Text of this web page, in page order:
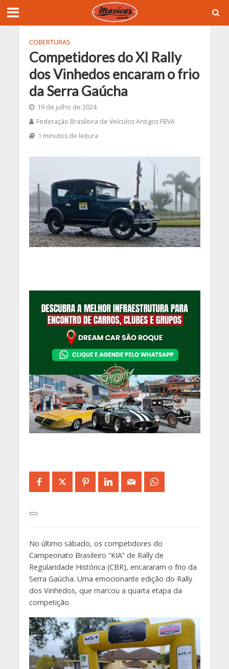
COBERTURAS
Competidores do XI Rally
dos Vinhedos encaram o frio
da Serra Gaúcha
19 de julho de 2024
Federação Brasileira de Veículos Antigos FBVA
1 minutos de leitura
No último sábado, os competidores do
Campeonato Brasileiro “KIA” de Rally de
Regularidade Histórica (CBR), encararam o frio da
Serra Gaúcha. Uma emocionante edição do Rally
dos Vinhedos, que marcou a quarta etapa da
competição.